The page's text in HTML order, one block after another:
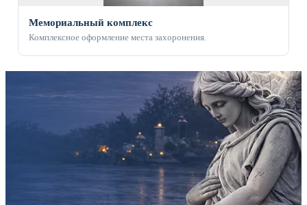
Мемориальный комплекс
Комплексное оформление места захоронения.